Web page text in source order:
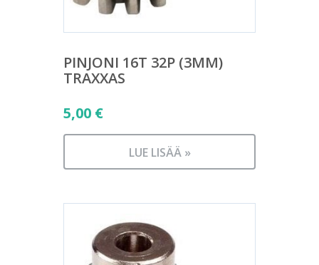
PINJONI 16T 32P (3MM)
TRAXXAS
5,00 €
LUE LISÄÄ »